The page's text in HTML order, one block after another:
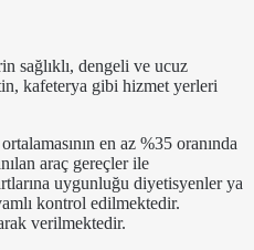
sağlıklı, dengeli ve ucuz
kafeterya gibi hizmet yerleri
en az %35 oranında
araç gereçler ile
uygunluğu diyetisyenler ya
kontrol edilmektedir.
verilmektedir.